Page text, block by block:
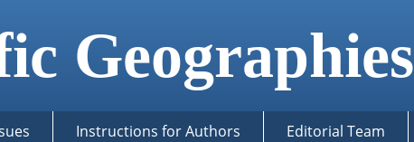
Geographies
Instructions for Authors Editorial Team